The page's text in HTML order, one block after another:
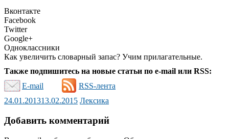
Вконтакте
Facebook
Twitter
Google+
Одноклассники
Как увеличить словарный запас? Учим прилагательные.
Также подпишитесь на новые статьи по e-mail или RSS:
E-mail
RSS-лента
24.01.201313.02.2015 Лексика
Добавить комментарий